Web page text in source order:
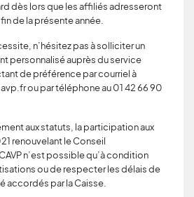
dès lors que les affiliés adresseront
de la présente année.
n’hésitez pas à solliciter un
personnalisé auprès du service
de préférence par courriel à
ou par téléphone au 01 42 66 90
aux statuts, la participation aux
renouvelant le Conseil
n’est possible qu’à condition
ou de respecter les délais de
accordés par la Caisse.